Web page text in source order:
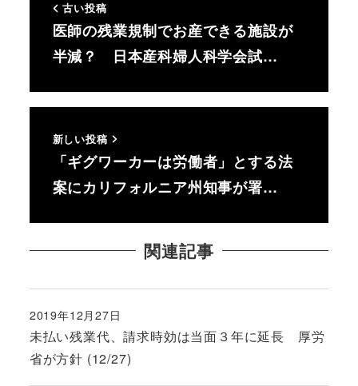
古い投稿
医師の残業規制でお産できる施設が
半減？ 日本産科婦人科学会試…
新しい投稿
「ギグワーカーは労働者」とする法
案にカリフォルニア州知事が署…
関連記事
未払い残業代、請求時効は当面３年に延長 厚労
省が方針 (12/27)
投稿日
2019年12月27日